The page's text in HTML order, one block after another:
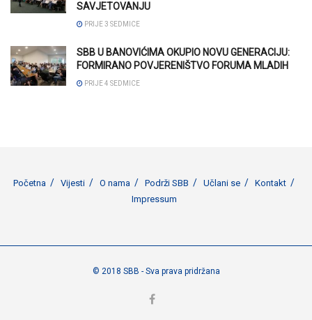
SAVJETOVANJU
PRIJE 3 SEDMICE
SBB U BANOVIĆIMA OKUPIO NOVU GENERACIJU:
FORMIRANO POVJERENIŠTVO FORUMA MLADIH
PRIJE 4 SEDMICE
Početna Vijesti O nama Podrži SBB Učlani se
Kontakt
Impressum
© 2018 SBB - Sva prava pridržana